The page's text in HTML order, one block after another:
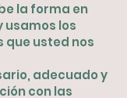
la forma en
usamos los
que usted nos
adecuado y
con las